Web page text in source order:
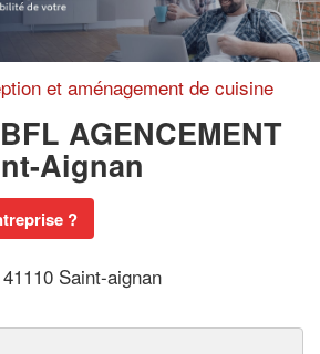
et aménagement de cuisine
AGENCEMENT
Aignan
?
Saint-aignan